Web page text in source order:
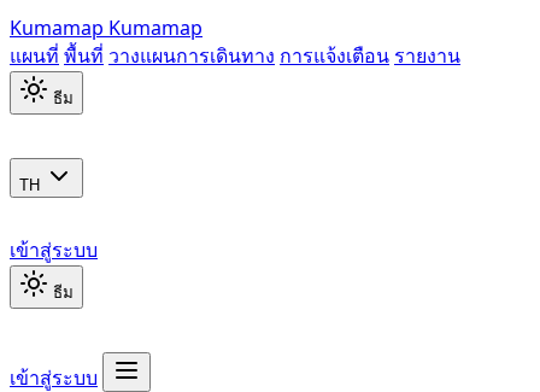
Kumamap Kumamap
แผนที่ พื้นที่ วางแผนการเดินทาง การแจ้งเตือน รายงาน
ธีม
TH
เข้าสู่ระบบ
ธีม
เข้าสู่ระบบ